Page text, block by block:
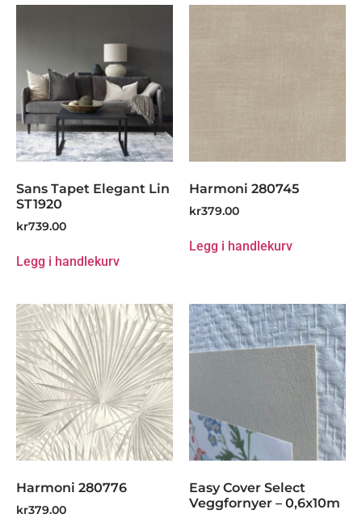
Sans Tapet Elegant Lin
ST1920
kr739.00
Legg i handlekurv
Harmoni 280745
kr379.00
Legg i handlekurv
Harmoni 280776
kr379.00
Easy Cover Select
Veggfornyer – 0,6x10m